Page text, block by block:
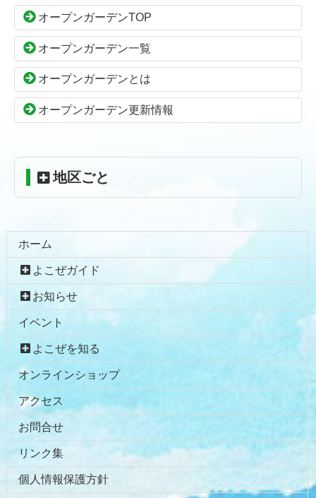
ン
本
文
先
へ
る
の
頭
へ
る
オープンガーデンTOP
オープンガーデン一覧
オープンガーデンとは
オープンガーデン更新情報
地区ごと
ホーム
よこぜガイド
お知らせ
イベント
よこぜを知る
オンラインショップ
アクセス
お問合せ
リンク集
個人情報保護方針